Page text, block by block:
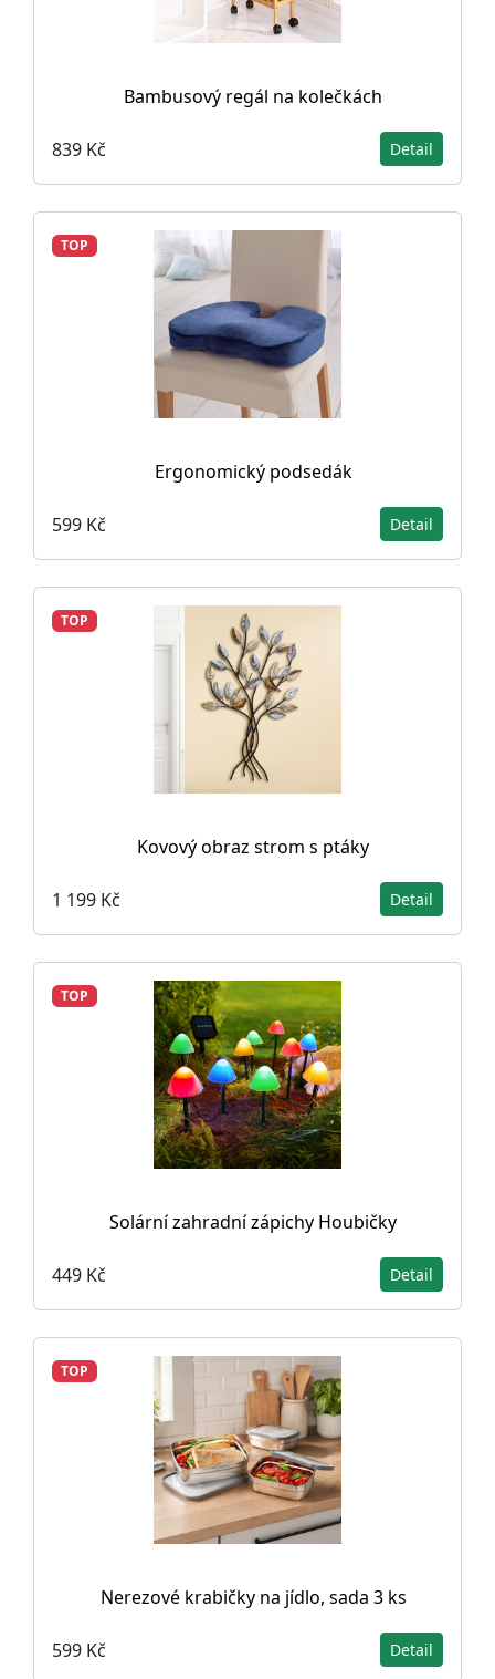
Bambusový regál na kolečkách
839 Kč Detail
TOP
Ergonomický podsedák
599 Kč Detail
TOP
Kovový obraz strom s ptáky
1 199 Kč Detail
TOP
Solární zahradní zápichy Houbičky
449 Kč Detail
TOP
Nerezové krabičky na jídlo, sada 3 ks
599 Kč Detail